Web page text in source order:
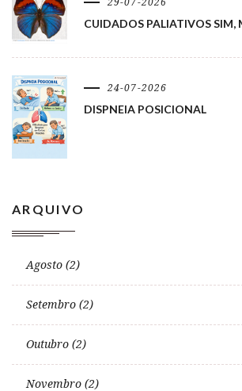
29-07-2026
CUIDADOS PALIATIVOS SIM,
24-07-2026
DISPNEIA POSICIONAL
ARQUIVO
Agosto (2)
Setembro (2)
Outubro (2)
Novembro (2)